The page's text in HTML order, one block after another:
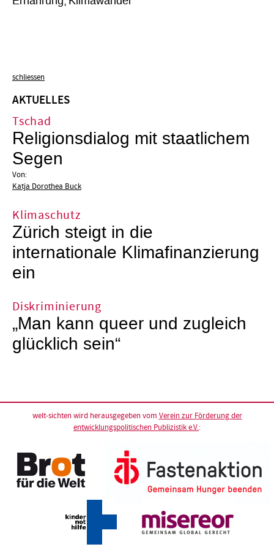
schliessen
AKTUELLES
Tschad
Religionsdialog mit staatlichem
Segen
Von:
Katja Dorothea Buck
Klimaschutz
Zürich steigt in die
internationale Klimafinanzierung
ein
Diskriminierung
„Man kann queer und zugleich
glücklich sein“
welt-sichten wird herausgegeben vom Verein zur Förderung der
entwicklungspolitischen Publizistik e.V.: